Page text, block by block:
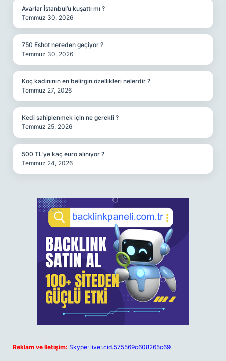
Avarlar İstanbul’u kuşattı mı ?
Temmuz 30, 2026
750 Eshot nereden geçiyor ?
Temmuz 30, 2026
Koç kadınının en belirgin özellikleri nelerdir ?
Temmuz 27, 2026
Kedi sahiplenmek için ne gerekli ?
Temmuz 25, 2026
500 TL’ye kaç euro alınıyor ?
Temmuz 24, 2026
Reklam ve İletişim: Skype: live:.cid.575569c608265c69